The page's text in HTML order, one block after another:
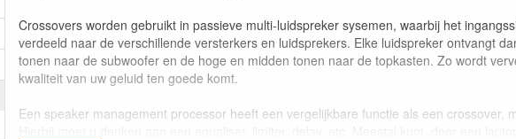
Crossovers worden gebruikt in passieve multi-luidspreker sysemen, waarbij het
verdeeld naar de verschillende versterkers en luidsprekers. Elke luidspreker ontvangt
tonen naar de subwoofer en de hoge en midden tonen naar de topkasten. Zo wordt
kwaliteit van uw geluid ten goede komt.
Een speaker management processor heeft een vergelijkbare functie als een crossover,